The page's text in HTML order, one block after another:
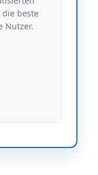
beste
Nutzer.